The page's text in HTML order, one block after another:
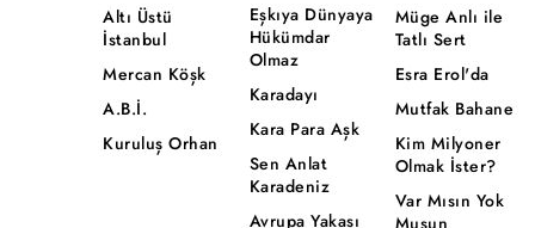
Altı Üstü
İstanbul
Mercan Köşk
A.B.İ.
Kuruluş Orhan
Eşkıya Dünyaya
Hükümdar
Olmaz
Karadayı
Kara Para Aşk
Sen Anlat
Karadeniz
Avrupa Yakası
Müge Anlı ile
Tatlı Sert
Esra Erol'da
Mutfak Bahane
Kim Milyoner
Olmak İster?
Var Mısın Yok
Musun